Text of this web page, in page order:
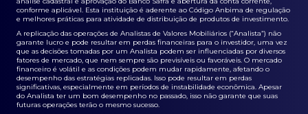
conforme aplicável. Esta instituição é aderente ao Código Anbima de regulação
e melhores práticas para atividade de distribuição de produtos de investimento.
A replicação das operações de Analistas de Valores Mobiliários (“Analista”) não
garante lucro e pode resultar em perdas financeiras para o investidor, uma vez
que as decisões tomadas por um Analista podem ser influenciadas por diversos
fatores de mercado, que nem sempre são previsíveis ou favoráveis. O mercado
financeiro é volátil e as condições podem mudar rapidamente, afetando o
desempenho das estratégias replicadas. Isso pode resultar em perdas
significativas, especialmente em períodos de instabilidade econômica. Apesar
do Analista ter um bom desempenho no passado, isso não garante que suas
futuras operações terão o mesmo sucesso.